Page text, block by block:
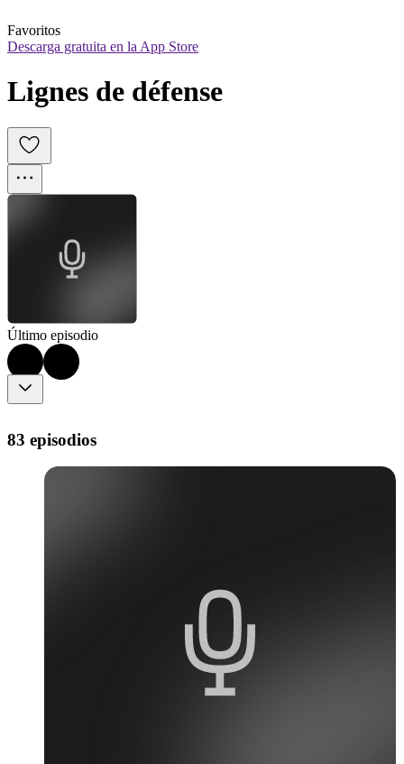
Favoritos
Descarga gratuita en la App Store
Lignes de défense
Último episodio
83 episodios